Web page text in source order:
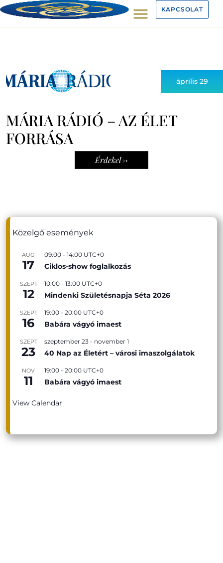
KAPCSOLAT
április 29
MÁRIA RÁDIÓ – AZ ÉLET
FORRÁSA
Érdekel ->
Közelgő események
AUG
17
09:00 - 14:00 UTC+0
Ciklos-show foglalkozás
SZEPT
12
10:00 - 13:00 UTC+0
Mindenki Születésnapja Séta 2026
SZEPT
16
19:00 - 20:00 UTC+0
Babára vágyó imaest
SZEPT
23
szeptember 23 - november 1
40 Nap az Életért – városi imaszolgálatok
NOV
11
19:00 - 20:00 UTC+0
Babára vágyó imaest
View Calendar